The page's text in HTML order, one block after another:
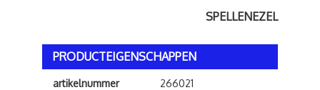
SPELLENEZEL
PRODUCTEIGENSCHAPPEN
artikelnummer
266021